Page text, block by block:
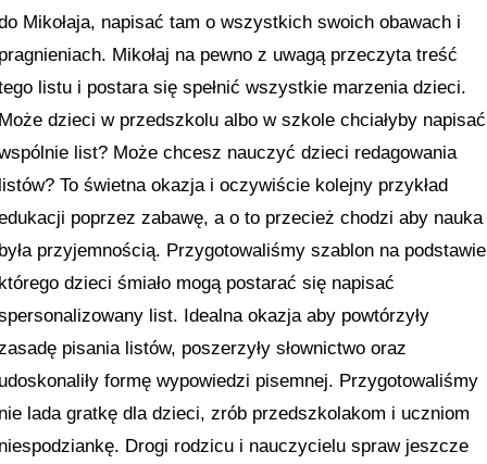
Mikołaja, napisać tam o wszystkich swoich obawach i
Mikołaj na pewno z uwagą przeczyta treść
listu i postara się spełnić wszystkie marzenia dzieci.
dzieci w przedszkolu albo w szkole chciałyby napisać
list? Może chcesz nauczyć dzieci redagowania
To świetna okazja i oczywiście kolejny przykład
poprzez zabawę, a o to przecież chodzi aby nauka
przyjemnością. Przygotowaliśmy szablon na podstawie
dzieci śmiało mogą postarać się napisać
list. Idealna okazja aby powtórzyły
pisania listów, poszerzyły słownictwo oraz
formę wypowiedzi pisemnej. Przygotowaliśmy
lada gratkę dla dzieci, zrób przedszkolakom i uczniom
Drogi rodzicu i nauczycielu spraw jeszcze